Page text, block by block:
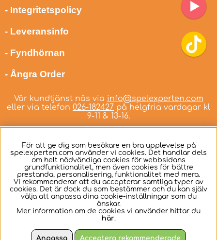
- Integritetspolicy
- Leveransinfo
- Fyndhörnan
- Ångra Order
Vår kundtjänst nås via info@spelexperten.com
eller via telefon 026-182427 på helgfria vardagar kl
9-11 & 13-16.
Svenska
För att ge dig som besökare en bra upplevelse på
spelexperten.com använder vi cookies. Det handlar dels
om helt nödvändiga cookies för webbsidans
grundfunktionalitet, men även cookies för bättre
prestanda, personalisering, funktionalitet med mera.
Vi rekommenderar att du accepterar samtliga typer av
cookies. Det är dock du som bestämmer och du kan själv
välja att anpassa dina cookie-inställningar som du
önskar.
Mer information om de cookies vi använder hittar du
här.
Anpassa Acceptera rekommenderade